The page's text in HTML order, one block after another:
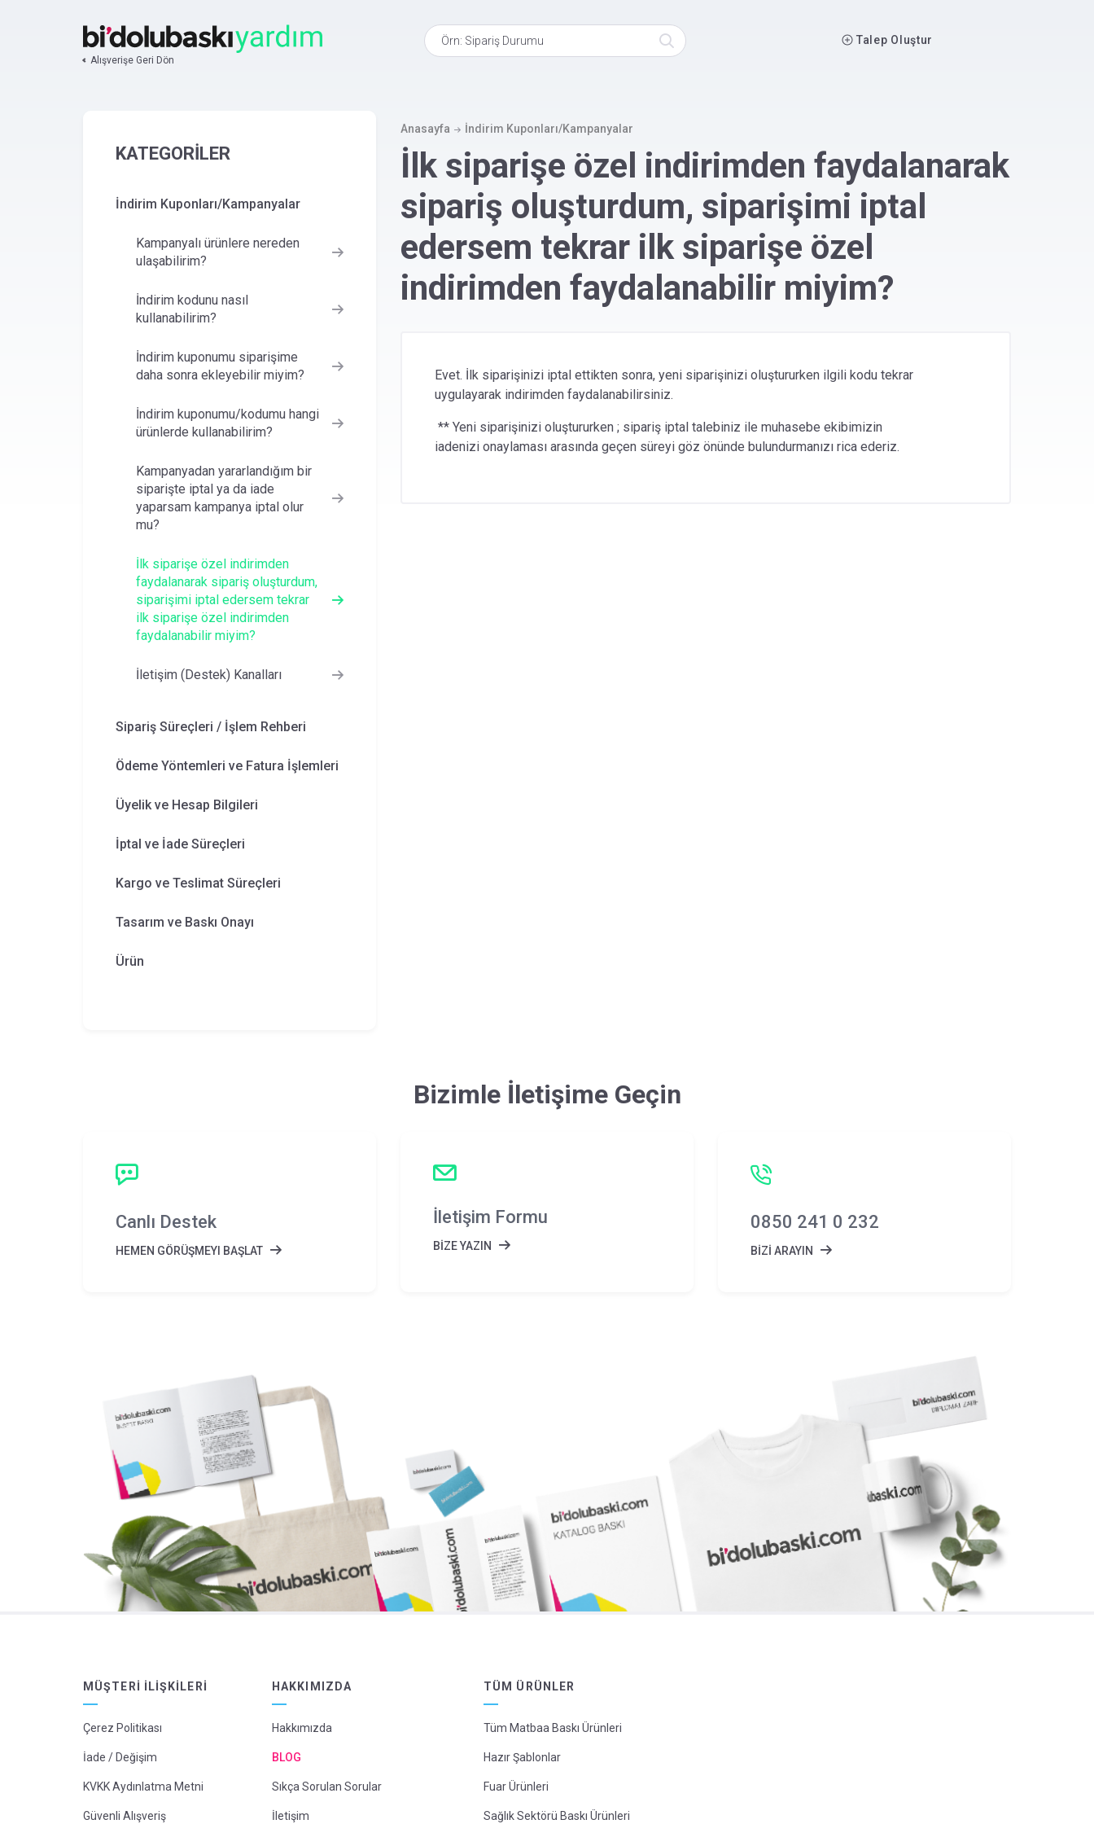
içeriğe
Alışverişe Geri Dön
Main navigation
Talep Oluştur
Anasayfa İndirim Kuponları/Kampanyalar
İlk siparişe özel indirimden faydalanarak
sipariş oluşturdum, siparişimi iptal
edersem tekrar ilk siparişe özel
indirimden faydalanabilir miyim?
Evet. İlk siparişinizi iptal ettikten sonra, yeni siparişinizi oluştururken ilgili kodu tekrar
uygulayarak indirimden faydalanabilirsiniz.
** Yeni siparişinizi oluştururken ; sipariş iptal talebiniz ile muhasebe ekibimizin
iadenizi onaylaması arasında geçen süreyi göz önünde bulundurmanızı rica ederiz.
KATEGORİLER
Sipariş Süreçleri / İşlem Rehberi
Ödeme Yöntemleri ve Fatura İşlemleri
Üyelik ve Hesap Bilgileri
İptal ve İade Süreçleri
Kargo ve Teslimat Süreçleri
Tasarım ve Baskı Onayı
Ürün
İndirim Kuponları/Kampanyalar
Kampanyalı ürünlere nereden
ulaşabilirim?
İndirim kodunu nasıl
kullanabilirim?
İndirim kuponumu siparişime
daha sonra ekleyebilir miyim?
İndirim kuponumu/kodumu hangi
ürünlerde kullanabilirim?
Kampanyadan yararlandığım bir
siparişte iptal ya da iade
yaparsam kampanya iptal olur
mu?
İlk siparişe özel indirimden
faydalanarak sipariş oluşturdum,
siparişimi iptal edersem tekrar
ilk siparişe özel indirimden
faydalanabilir miyim?
İletişim (Destek) Kanalları
Bizimle İletişime Geçin
Canlı Destek
HEMEN GÖRÜŞMEYI BAŞLAT
İletişim Formu
BİZE YAZIN
0850 241 0 232
BİZİ ARAYIN
MÜŞTERI İLIŞKILERI
Çerez Politikası
İade / Değişim
KVKK Aydınlatma Metni
Güvenli Alışveriş
HAKKIMIZDA
Hakkımızda
BLOG
Sıkça Sorulan Sorular
İletişim
TÜM ÜRÜNLER
Tüm Matbaa Baskı Ürünleri
Hazır Şablonlar
Fuar Ürünleri
Sağlık Sektörü Baskı Ürünleri